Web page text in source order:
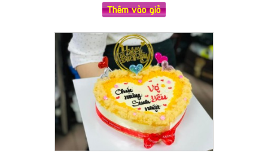
Thêm vào giỏ